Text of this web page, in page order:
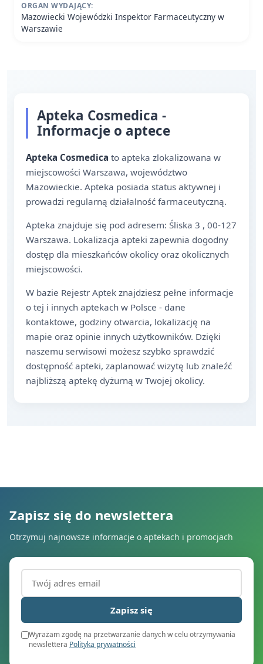
ORGAN WYDAJĄCY:
Mazowiecki Wojewódzki Inspektor Farmaceutyczny w
Warszawie
Apteka Cosmedica -
Informacje o aptece
Apteka Cosmedica to apteka zlokalizowana w
miejscowości Warszawa, województwo
Mazowieckie. Apteka posiada status aktywnej i
prowadzi regularną działalność farmaceutyczną.
Apteka znajduje się pod adresem: Śliska 3 , 00-127
Warszawa. Lokalizacja apteki zapewnia dogodny
dostęp dla mieszkańców okolicy oraz okolicznych
miejscowości.
W bazie Rejestr Aptek znajdziesz pełne informacje
o tej i innych aptekach w Polsce - dane
kontaktowe, godziny otwarcia, lokalizację na
mapie oraz opinie innych użytkowników. Dzięki
naszemu serwisowi możesz szybko sprawdzić
dostępność apteki, zaplanować wizytę lub znaleźć
najbliższą aptekę dyżurną w Twojej okolicy.
Zapisz się do newslettera
Otrzymuj najnowsze informacje o aptekach i promocjach
Adres email (wymagany)
Zapisz się
Wyrażam zgodę na przetwarzanie danych w celu otrzymywania
newslettera Polityka prywatności